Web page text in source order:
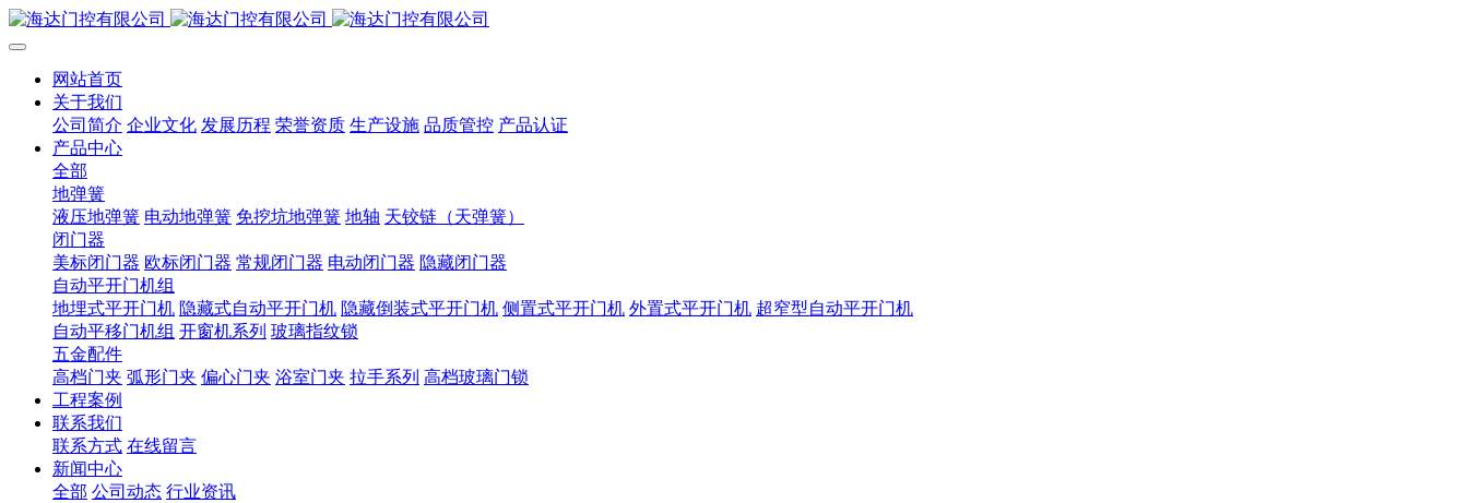
网站首页
关于我们
公司简介 企业文化 发展历程 荣誉资质 生产设施 品质管控 产品认证
产品中心
全部
地弹簧
液压地弹簧 电动地弹簧 免挖坑地弹簧 地轴 天铰链（天弹簧）
闭门器
美标闭门器 欧标闭门器 常规闭门器 电动闭门器 隐藏闭门器
自动平开门机组
地埋式平开门机 隐藏式自动平开门机 隐藏倒装式平开门机 侧置式平开门机 外置式平开门机 超窄型自动平开门机
自动平移门机组 开窗机系列 玻璃指纹锁
五金配件
高档门夹 弧形门夹 偏心门夹 浴室门夹 拉手系列 高档玻璃门锁
工程案例
联系我们
联系方式 在线留言
新闻中心
全部 公司动态 行业资讯